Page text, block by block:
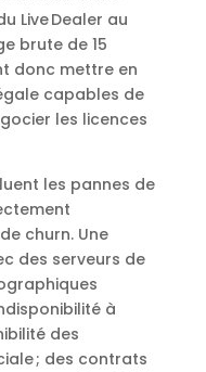
Live Dealer au
brute de 15
donc mettre en
capables de
les licences
les pannes de
churn. Une
des serveurs de
à
des
; des contrats